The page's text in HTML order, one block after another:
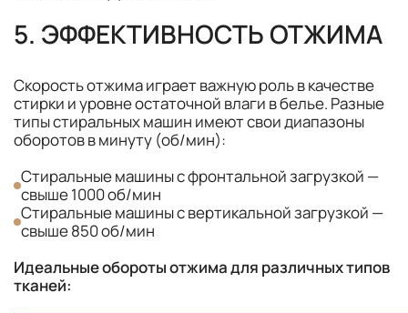
5. ЭФФЕКТИВНОСТЬ ОТЖИМА
Скорость отжима играет важную роль в качестве
стирки и уровне остаточной влаги в белье. Разные
типы стиральных машин имеют свои диапазоны
оборотов в минуту (об/мин):
Стиральные машины с фронтальной загрузкой —
свыше 1000 об/мин
Стиральные машины с вертикальной загрузкой —
свыше 850 об/мин
Идеальные обороты отжима для различных типов
тканей: